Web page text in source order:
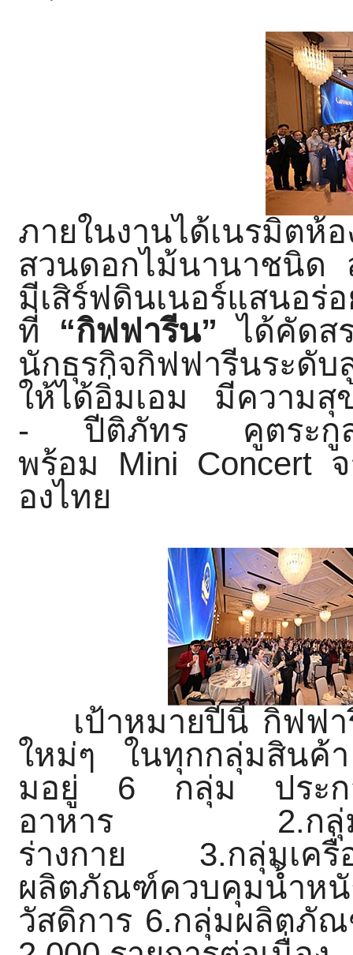
ภายในงานได้เนรมิตห้อ
สวนดอกไม้นานาชนิด
มีเสิร์ฟดินเนอร์แส
ที่ “กิฟฟารีน” ได้คัดส
นักธุรกิจกิฟฟารีนระดับ
ให้ได้อิ่มเอม มีความ
- ปีติภัทร คูตระกูล
พร้อม Mini Concert
องไทย
เป้าหมายปีนี้ กิฟฟารี
ใหม่ๆ ในทุกกลุ่มสินค้
มอยู่ 6 กลุ่ม ประ
อาหาร 2.ก
ร่างกาย 3.กลุ่มเค
ผลิตภัณฑ์ควบคุมน้ำห
วัสดิการ 6.กลุ่มผลิตภัณ